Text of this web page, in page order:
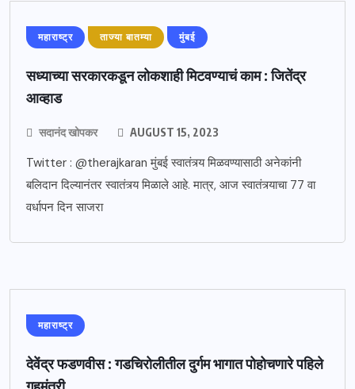
महाराष्ट्र ताज्या बातम्या मुंबई
सध्याच्या सरकारकडून लोकशाही मिटवण्याचं काम : जितेंद्र
आव्हाड
सदानंद खोपकर AUGUST 15, 2023
Twitter : @therajkaran मुंबई स्वातंत्र्य मिळवण्यासाठी अनेकांनी
बलिदान दिल्यानंतर स्वातंत्र्य मिळाले आहे. मात्र, आज स्वातंत्र्याचा 77 वा
वर्धापन दिन साजरा
महाराष्ट्र
देवेंद्र फडणवीस : गडचिरोलीतील दुर्गम भागात पोहोचणारे पहिले